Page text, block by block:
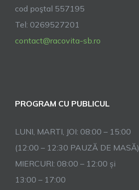
cod poştal 557195
Tel: 0269527201
contact@racovita-sb.ro
PROGRAM CU PUBLICUL
LUNI, MARTI, JOI: 08:00 – 15:00
(12:00 – 12:30 PAUZĂ DE MASĂ)
MIERCURI: 08:00 – 12:00 și
13:00 – 17:00